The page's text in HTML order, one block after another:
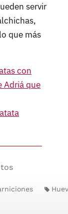
servir
que más
con
Adriá que